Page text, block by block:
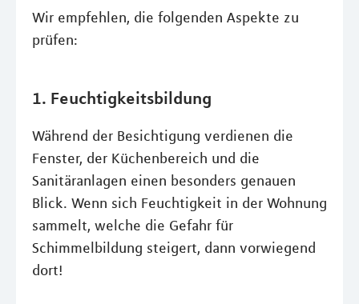
Wir empfehlen, die folgenden Aspekte zu
prüfen:
1. Feuchtigkeitsbildung
Während der Besichtigung verdienen die
Fenster, der Küchenbereich und die
Sanitäranlagen einen besonders genauen
Blick. Wenn sich Feuchtigkeit in der Wohnung
sammelt, welche die Gefahr für
Schimmelbildung steigert, dann vorwiegend
dort!